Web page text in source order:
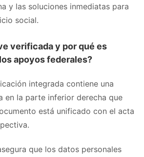
y las soluciones inmediatas para
social.
verificada y por qué es
apoyos federales?
integrada contiene una
en la parte inferior derecha que
está unificado con el acta
que los datos personales